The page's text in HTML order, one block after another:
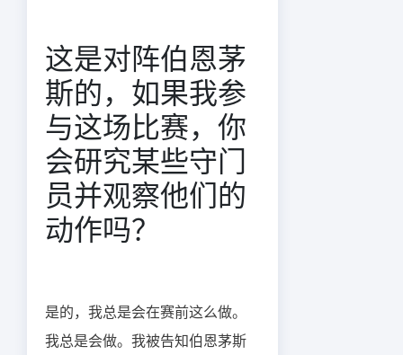
这是对阵伯恩茅
斯的，如果我参
与这场比赛，你
会研究某些守门
员并观察他们的
动作吗？
是的，我总是会在赛前这么做。
我总是会做。我被告知伯恩茅斯